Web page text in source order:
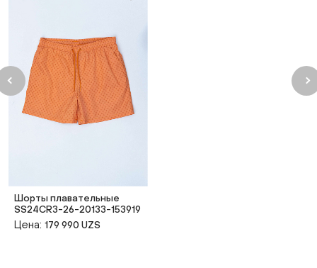
Шорты плавательные
SS24CR3-26-20133-153919
Цена: 179 990 UZS